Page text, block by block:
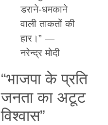
डराने-धमकाने
वाली ताकतों की
हार।” —
नरेन्द्र मोदी
“भाजपा के प्रति
जनता का अटूट
विश्वास”